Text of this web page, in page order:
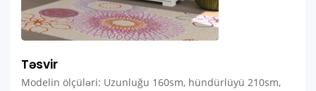
Təsvir
Modelin ölçüləri: Uzunluğu 160sm, hündürlüyü 210sm,